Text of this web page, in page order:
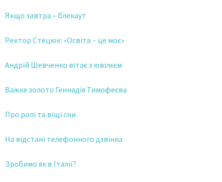
Якщо завтра – блекаут
Ректор Стецюк: «Освіта – це моє»
Андрій Шевченко вітає з ювілєєм
Важке золото Геннадія Тимофеєва
Про ролі та віщі сни
На відстані телефонного дзвінка
Зробимо як в Італії?